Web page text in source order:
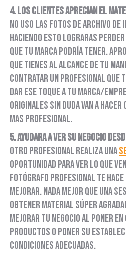
4. Los clientes aprecian el
no uso las fotos de archivo
Haciendo esto lograras
que tu marca podría tener.
que tienes al alcance de tu
contratar un profesional que
dar ese toque a tu marca/
originales sin duda van a
mas profesional.
5. Ayudara a ver su negocio
otro profesional realiza una
oportunidad para ver lo que
fotógrafo profesional te hace
mejorar. Nada mejor que una
obtener material súper
mejorar tu negocio al poner
productos o poner su
condiciones adecuadas.